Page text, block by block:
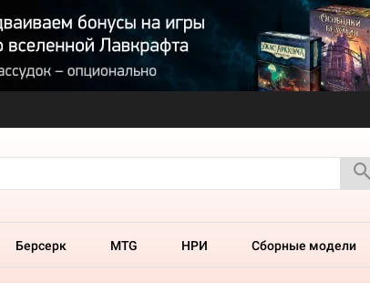
Берсерк MTG НРИ Сборные модели